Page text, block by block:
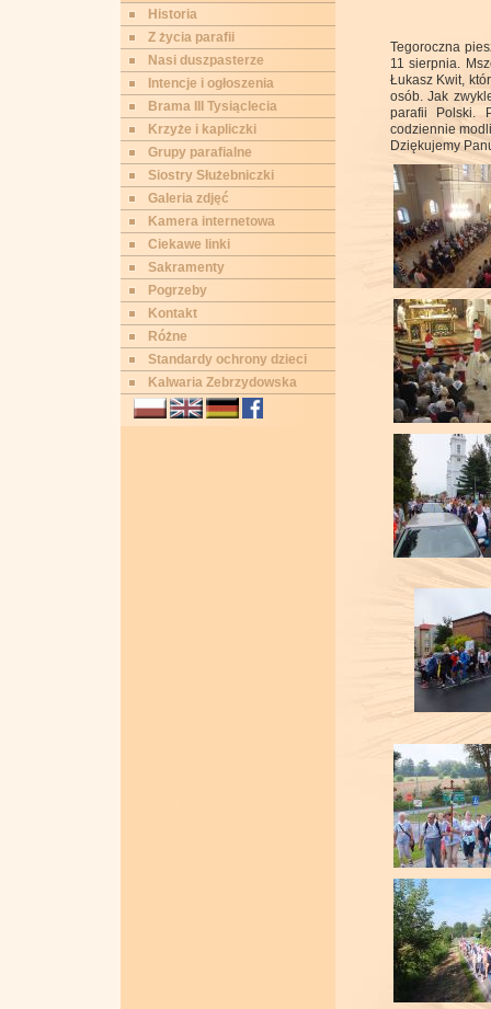
Historia
Z życia parafii
Nasi duszpasterze
Intencje i ogłoszenia
Brama III Tysiąclecia
Krzyże i kapliczki
Grupy parafialne
Siostry Służebniczki
Galeria zdjęć
Kamera internetowa
Ciekawe linki
Sakramenty
Pogrzeby
Kontakt
Różne
Standardy ochrony dzieci
Kalwaria Zebrzydowska
Tegoroczna
11 sierpnia.
Łukasz Kwit,
osób. Jak
parafii Polski.
codziennie
Dziękujemy